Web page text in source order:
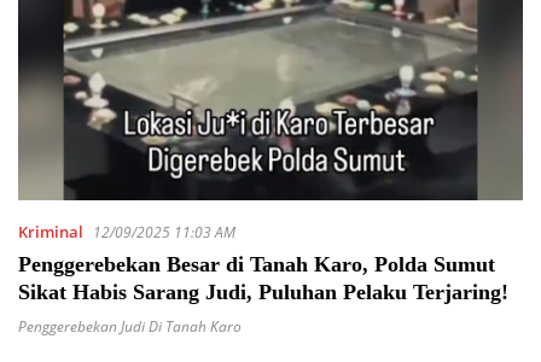
Kriminal 12/09/2025 11:03 AM
Penggerebekan Besar di Tanah Karo, Polda Sumut
Sikat Habis Sarang Judi, Puluhan Pelaku Terjaring!
Penggerebekan Judi Di Tanah Karo